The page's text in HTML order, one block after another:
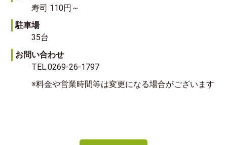
寿司 110円～
駐車場
35台
お問い合わせ
TEL.0269-26-1797
※料金や営業時間等は変更になる場合がございます